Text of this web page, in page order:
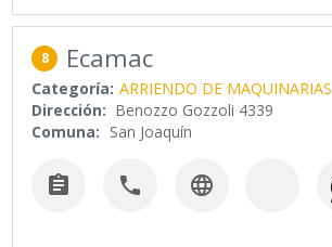
8 Ecamac
Categoría: ARRIENDO DE MAQUINARIAS
Dirección: Benozzo Gozzoli 4339
Comuna: San Joaquín
  